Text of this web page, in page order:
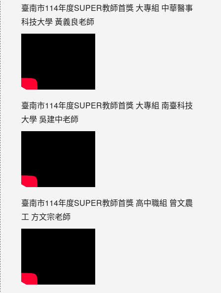
臺南市114年度SUPER教師首獎 大專組 中華醫事
科技大學 黃義良老師
臺南市114年度SUPER教師首獎 大專組 南臺科技
大學 吳建中老師
臺南市114年度SUPER教師首獎 高中職組 曾文農
工 方文宗老師